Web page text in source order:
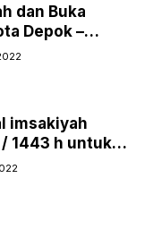
dan Buka
Depok –
Hijriyah
imsakiyah
1443 h untuk